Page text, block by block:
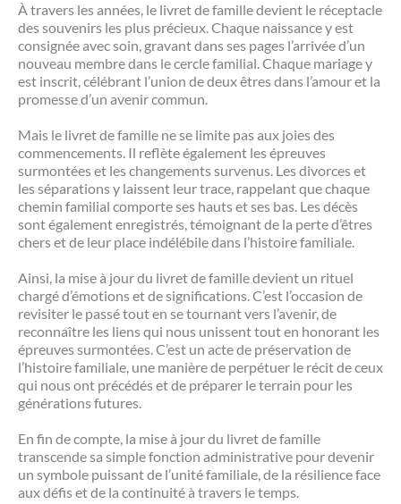
À travers les années, le livret de famille devient le réceptacle
des souvenirs les plus précieux. Chaque naissance y est
consignée avec soin, gravant dans ses pages l’arrivée d’un
nouveau membre dans le cercle familial. Chaque mariage y
est inscrit, célébrant l’union de deux êtres dans l’amour et la
promesse d’un avenir commun.
Mais le livret de famille ne se limite pas aux joies des
commencements. Il reflète également les épreuves
surmontées et les changements survenus. Les divorces et
les séparations y laissent leur trace, rappelant que chaque
chemin familial comporte ses hauts et ses bas. Les décès
sont également enregistrés, témoignant de la perte d’êtres
chers et de leur place indélébile dans l’histoire familiale.
Ainsi, la mise à jour du livret de famille devient un rituel
chargé d’émotions et de significations. C’est l’occasion de
revisiter le passé tout en se tournant vers l’avenir, de
reconnaître les liens qui nous unissent tout en honorant les
épreuves surmontées. C’est un acte de préservation de
l’histoire familiale, une manière de perpétuer le récit de ceux
qui nous ont précédés et de préparer le terrain pour les
générations futures.
En fin de compte, la mise à jour du livret de famille
transcende sa simple fonction administrative pour devenir
un symbole puissant de l’unité familiale, de la résilience face
aux défis et de la continuité à travers le temps.